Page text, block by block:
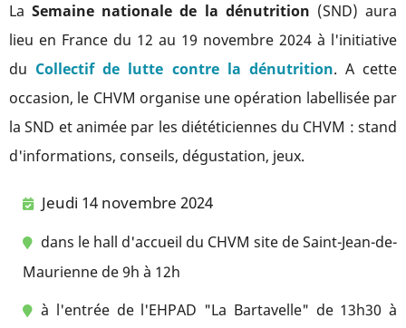
LaSemaine nationale de la dénutrition (SND) aura
lieu en France du 12 au 19 novembre 2024 à l'initiative
du Collectif de lutte contre la dénutrition. A cette
occasion, le CHVM organise une opération labellisée par
la SND et animée par les diététiciennes du CHVM : stand
d'informations, conseils, dégustation, jeux.
Jeudi 14 novembre 2024
dans le hall d'accueil du CHVM site de Saint-Jean-de-
Maurienne de 9h à 12h
à l'entrée de l'EHPAD "La Bartavelle" de 13h30 à